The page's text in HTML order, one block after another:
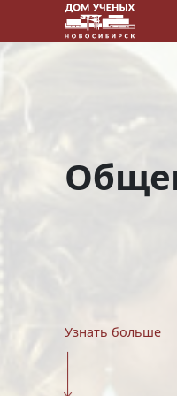
Узнать больше